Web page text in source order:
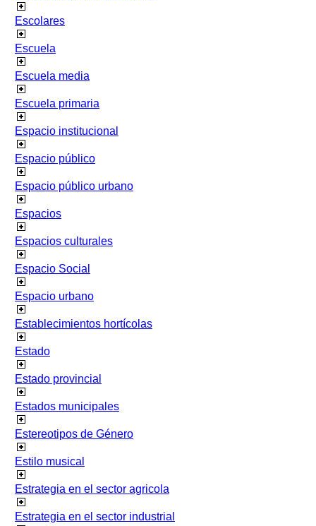
Escolares
Escuela
Escuela media
Escuela primaria
Espacio institucional
Espacio público
Espacio público urbano
Espacios
Espacios culturales
Espacio Social
Espacio urbano
Establecimientos hortícolas
Estado
Estado provincial
Estados municipales
Estereotipos de Género
Estilo musical
Estrategia en el sector agricola
Estrategia en el sector industrial